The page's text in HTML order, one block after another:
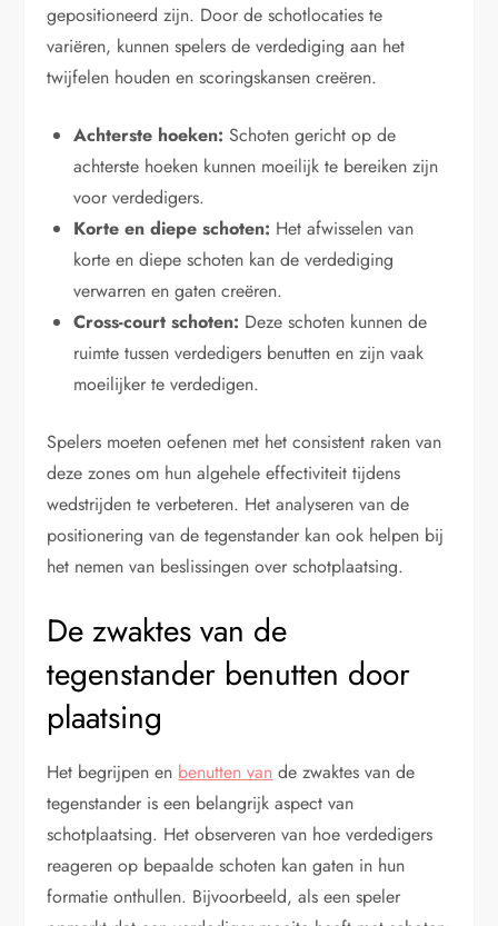
gepositioneerd zijn. Door de schotlocaties te
variëren, kunnen spelers de verdediging aan het
twijfelen houden en scoringskansen creëren.
Achterste hoeken: Schoten gericht op de
achterste hoeken kunnen moeilijk te bereiken zijn
voor verdedigers.
Korte en diepe schoten: Het afwisselen van
korte en diepe schoten kan de verdediging
verwarren en gaten creëren.
Cross-court schoten: Deze schoten kunnen de
ruimte tussen verdedigers benutten en zijn vaak
moeilijker te verdedigen.
Spelers moeten oefenen met het consistent raken van
deze zones om hun algehele effectiviteit tijdens
wedstrijden te verbeteren. Het analyseren van de
positionering van de tegenstander kan ook helpen bij
het nemen van beslissingen over schotplaatsing.
De zwaktes van de
tegenstander benutten door
plaatsing
Het begrijpen en benutten van de zwaktes van de
tegenstander is een belangrijk aspect van
schotplaatsing. Het observeren van hoe verdedigers
reageren op bepaalde schoten kan gaten in hun
formatie onthullen. Bijvoorbeeld, als een speler